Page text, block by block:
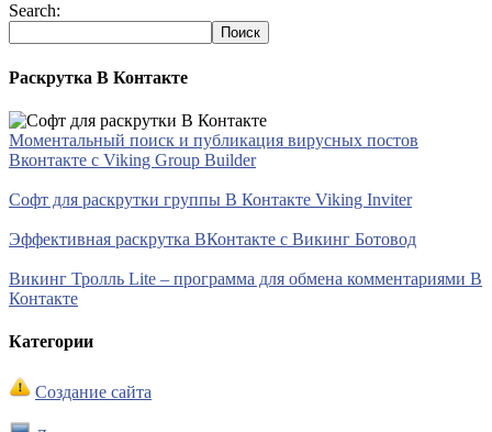
Search:
Раскрутка В Контакте
Моментальный поиск и публикация вирусных постов
Вконтакте с Viking Group Builder
Софт для раскрутки группы В Контакте Viking Inviter
Эффективная раскрутка ВКонтакте с Викинг Ботовод
Викинг Тролль Lite – программа для обмена комментариями В
Контакте
Категории
Создание сайта